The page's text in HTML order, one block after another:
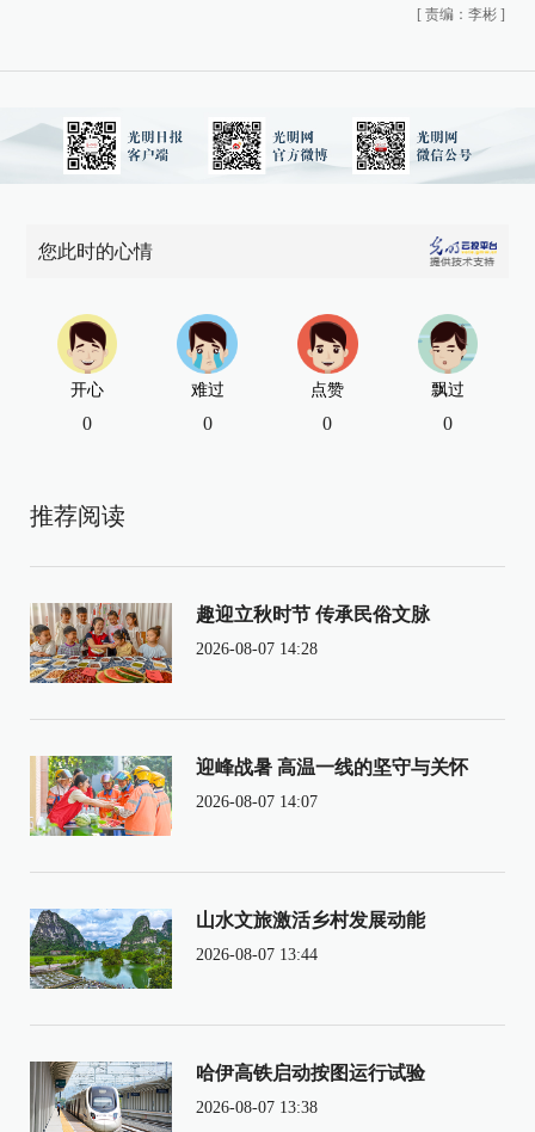
[ 责编：李彬 ]
您此时的心情
开心
0
难过
0
点赞
0
飘过
0
推荐阅读
趣迎立秋时节 传承民俗文脉
2026-08-07 14:28
迎峰战暑 高温一线的坚守与关怀
2026-08-07 14:07
山水文旅激活乡村发展动能
2026-08-07 13:44
哈伊高铁启动按图运行试验
2026-08-07 13:38